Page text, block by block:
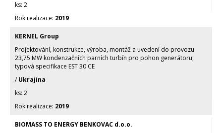
2
2019
KERNEL Group
Projektování, konstrukce, výroba, montáž a uvedení do provozu
23,75 MW kondenzačních parních turbín pro pohon generátoru,
typová specifikace EST 30 CE
/Ukrajina
2
2019
BIOMASS TO ENERGY BENKOVAC d.o.o.